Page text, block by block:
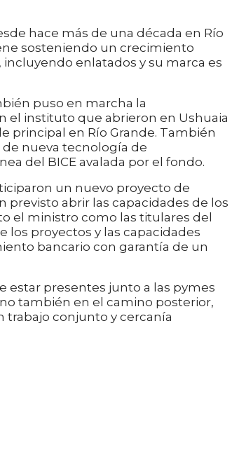
hace más de una década en Río
sosteniendo un crecimiento
enlatados y su marca es
puso en marcha la
el instituto que abrieron en Ushuaia
principal en Río Grande. También
nueva tecnología de
del BICE avalada por el fondo.
un nuevo proyecto de
abrir las capacidades de los
el ministro como las titulares del
los proyectos y las capacidades
bancario con garantía de un
estar presentes junto a las pymes
también en el camino posterior,
conjunto y cercanía